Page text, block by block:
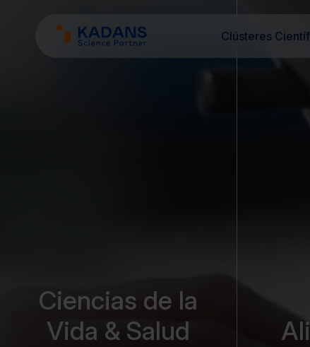
Clústeres
Ciencias de la
Vida & Salud